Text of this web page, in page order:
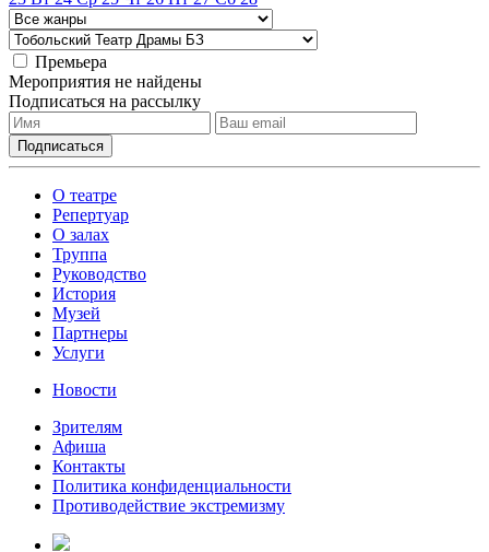
Премьера
Мероприятия не найдены
Подписаться на рассылку
О театре
Репертуар
О залах
Труппа
Руководство
История
Музей
Партнеры
Услуги
Новости
Зрителям
Афиша
Контакты
Политика конфиденциальности
Противодействие экстремизму